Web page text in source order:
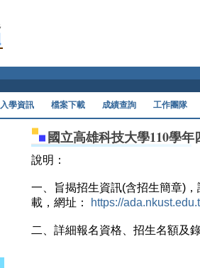
入學資訊 檔案下載 成績查詢 工作團隊
國立高雄科技大學110學
說明：
一、旨揭招生資訊(含招生簡章)
載，網址：
https://
二、詳細報名資格、招生名額及